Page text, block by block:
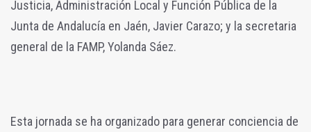
Justicia, Administración Local y Función Pública de la
Junta de Andalucía en Jaén, Javier Carazo; y la secretaria
general de la FAMP, Yolanda Sáez.
Esta jornada se ha organizado para generar conciencia de